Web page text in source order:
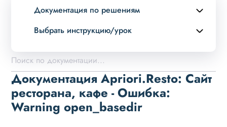
Документация по решениям
Выбрать инструкцию/урок
Описание курса
Возможности
Примеры страниц
Установка и обновление
Документация Apriori.Resto: Сайт
ресторана, кафе - Ошибка:
Warning open_basedir